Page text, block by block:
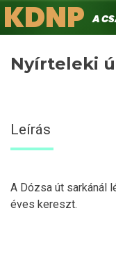
Ugrás
a
Keresés
KDNP
A
Nyírteleki
Leírás
A Dózsa út sarkánál
éves kereszt.